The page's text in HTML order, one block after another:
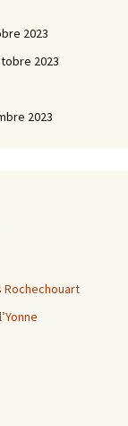
2023
2023
2023
Rochechouart